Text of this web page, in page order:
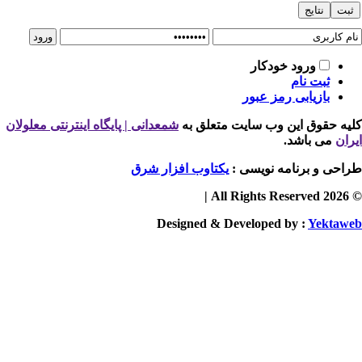
ورود خودکار
ثبت نام
بازیابی رمز عبور
حقوق این وب سایت متعلق بهشمعدانی | پایگاه اینترنتی معلولان
می باشد.
و برنامه نویسی : یکتاوب افزار شرق
©
Designed & Developed by :